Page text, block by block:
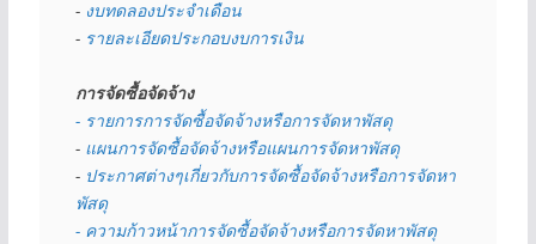
- งบทดลองประจำเดือน
- รายละเอียดประกอบงบการเงิน
การจัดซื้อจัดจ้าง
- รายการการจัดซื้อจัดจ้างหรือการจัดหาพัสดุ
- แผนการจัดซื้อจัดจ้างหรือแผนการจัดหาพัสดุ
- ประกาศต่างๆเกี่ยวกับการจัดซื้อจัดจ้างหรือการจัดหา
พัสดุ
- ความก้าวหน้าการจัดซื้อจัดจ้างหรือการจัดหาพัสดุ